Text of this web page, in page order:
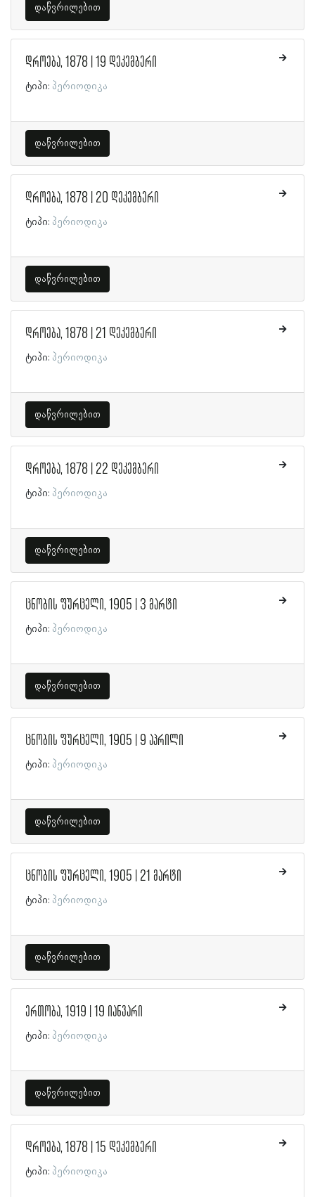
დაწვრილებით
დროება, 1878 | 19 დეკემბერი
ტიპი: პერიოდიკა
დაწვრილებით
დროება, 1878 | 20 დეკემბერი
ტიპი: პერიოდიკა
დაწვრილებით
დროება, 1878 | 21 დეკემბერი
ტიპი: პერიოდიკა
დაწვრილებით
დროება, 1878 | 22 დეკემბერი
ტიპი: პერიოდიკა
დაწვრილებით
ცნობის ფურცელი, 1905 | 3 მარტი
ტიპი: პერიოდიკა
დაწვრილებით
ცნობის ფურცელი, 1905 | 9 აპრილი
ტიპი: პერიოდიკა
დაწვრილებით
ცნობის ფურცელი, 1905 | 21 მარტი
ტიპი: პერიოდიკა
დაწვრილებით
ერთობა, 1919 | 19 იანვარი
ტიპი: პერიოდიკა
დაწვრილებით
დროება, 1878 | 15 დეკემბერი
ტიპი: პერიოდიკა